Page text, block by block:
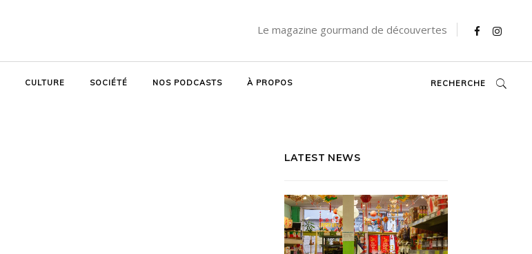
Le magazine gourmand de découvertes
CULTURE SOCIÉTÉ NOS PODCASTS À PROPOS RECHERCHE
LATEST NEWS